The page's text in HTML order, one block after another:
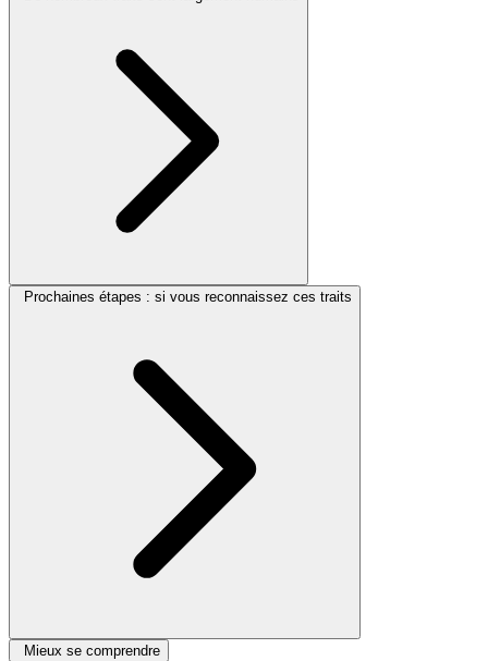
Prochaines étapes : si vous reconnaissez ces traits
Mieux se comprendre